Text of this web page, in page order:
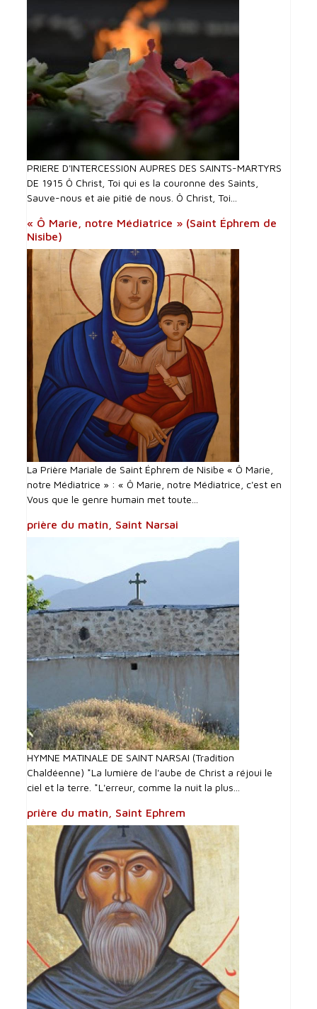
PRIERE D'INTERCESSI0N AUPRES DES SAINTS-MARTYRS
DE 1915 Ô Christ, Toi qui es la couronne des Saints,
Sauve-nous et aie pitié de nous. Ô Christ, Toi...
« Ô Marie, notre Médiatrice » (Saint Éphrem de
Nisibe)
La Prière Mariale de Saint Éphrem de Nisibe « Ô Marie,
notre Médiatrice » : « Ô Marie, notre Médiatrice, c'est en
Vous que le genre humain met toute...
prière du matin, Saint Narsai
HYMNE MATINALE DE SAINT NARSAI (Tradition
Chaldéenne) *La lumière de l'aube de Christ a réjoui le
ciel et la terre. *L'erreur, comme la nuit la plus...
prière du matin, Saint Ephrem